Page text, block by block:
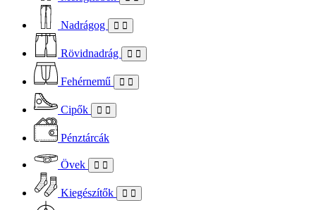
Nadrágog
Rövidnadrág
Fehérnemű
Cipők
Pénztárcák
Övek
Kiegészítők